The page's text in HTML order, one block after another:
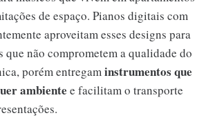
de espaço. Pianos digitais com
aproveitam esses designs para
que não comprometem a qualidade do
porém entregaminstrumentos que
ambiente e facilitam o transporte